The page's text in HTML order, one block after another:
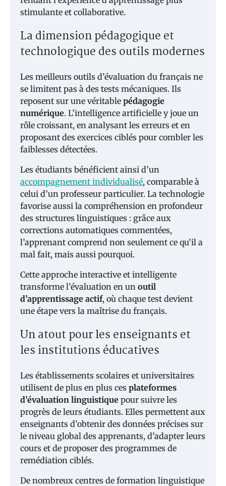
stimulante et collaborative.
La dimension pédagogique et
technologique des outils modernes
Les meilleurs outils d’évaluation du français ne
se limitent pas à des tests mécaniques. Ils
reposent sur une véritable pédagogie
numérique. L’intelligence artificielle y joue un
rôle croissant, en analysant les erreurs et en
proposant des exercices ciblés pour combler les
faiblesses détectées.
Les étudiants bénéficient ainsi d’un
accompagnement individualisé, comparable à
celui d’un professeur particulier. La technologie
favorise aussi la compréhension en profondeur
des structures linguistiques : grâce aux
corrections automatiques commentées,
l’apprenant comprend non seulement ce qu’il a
mal fait, mais aussi pourquoi.
Cette approche interactive et intelligente
transforme l’évaluation en un outil
d’apprentissage actif, où chaque test devient
une étape vers la maîtrise du français.
Un atout pour les enseignants et
les institutions éducatives
Les établissements scolaires et universitaires
utilisent de plus en plus ces plateformes
d’évaluation linguistique pour suivre les
progrès de leurs étudiants. Elles permettent aux
enseignants d’obtenir des données précises sur
le niveau global des apprenants, d’adapter leurs
cours et de proposer des programmes de
remédiation ciblés.
De nombreux centres de formation linguistique